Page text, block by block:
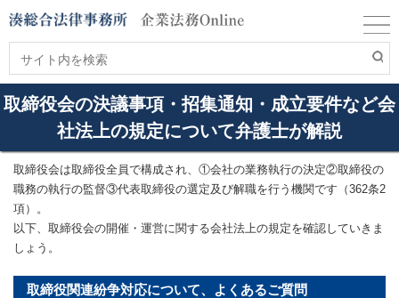
取締役会の決議事項・招集通知・成立要件など会
社法上の規定について弁護士が解説
取締役会は取締役全員で構成され、①会社の業務執行の決定②取締役の
職務の執行の監督③代表取締役の選定及び解職を行う機関です（362条2
項）。
以下、取締役会の開催・運営に関する会社法上の規定を確認していきま
しょう。
取締役関連紛争対応について、よくあるご質問